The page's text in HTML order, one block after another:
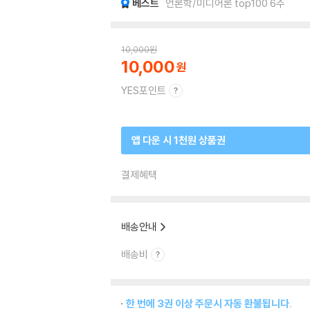
베스트 언론학/미디어론 top100 6주
10,000원
10,000
YES포인트
앱 다운 시 1천원 상품권
결제혜택
배송안내
배송비
한 번에 3권 이상 주문시 자동 환불됩니다.